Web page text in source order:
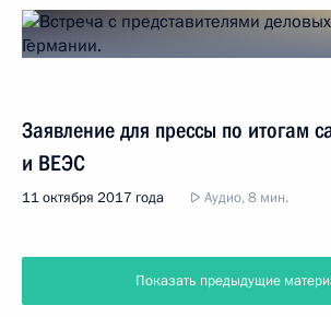
Заявление для прессы по итогам
и ВЕЭС
11 октября 2017 года Аудио, 8 мин.
Показать предыдущие